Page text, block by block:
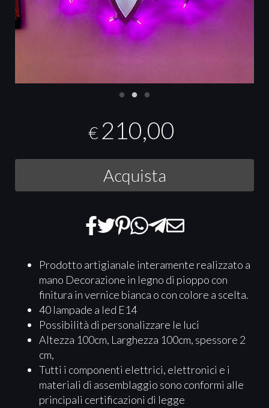
€ 210,00
Acquista
Prodotto artigianale interamente realizzato a
mano Decorazione in legno di pioppo con
finitura in vernice bianca o con colore a scelta.
40 lampade a led E14
Possibilità di personalizzare le luci
Altezza 100cm, Larghezza 100cm, spessore 2
cm,
Tutti i componenti elettrici, elettronici e i
materiali di assemblaggio sono conformi alle
principali certificazioni di legge